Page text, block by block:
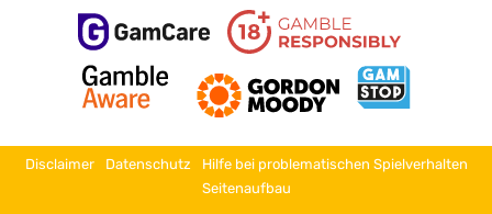
Disclaimer Datenschutz
Hilfe bei problematischen Spielverhalten
Seitenaufbau